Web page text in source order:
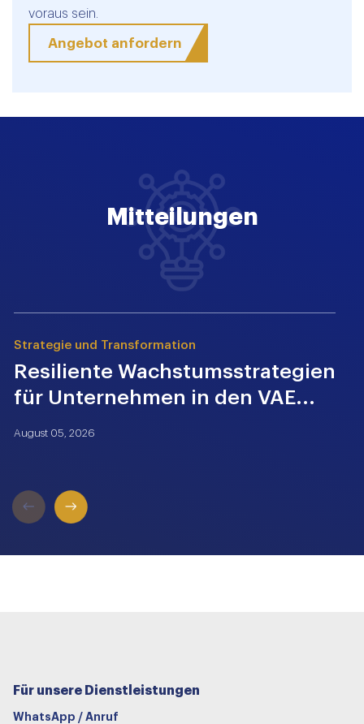
voraus sein.
Angebot anfordern
Mitteilungen
Strategie und Transformation
Resiliente Wachstumsstrategien
für Unternehmen in den VAE...
August 05, 2026
Für unsere Dienstleistungen
WhatsApp / Anruf